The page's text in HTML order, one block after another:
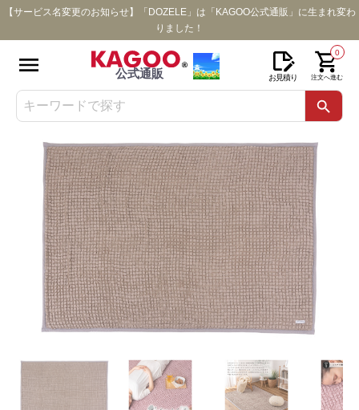
【サービス名変更のお知らせ】「DOZELE」は「KAGOO公式通販」に生まれ変わ
りました！
公式通販 お見積り
0
注文へ進む